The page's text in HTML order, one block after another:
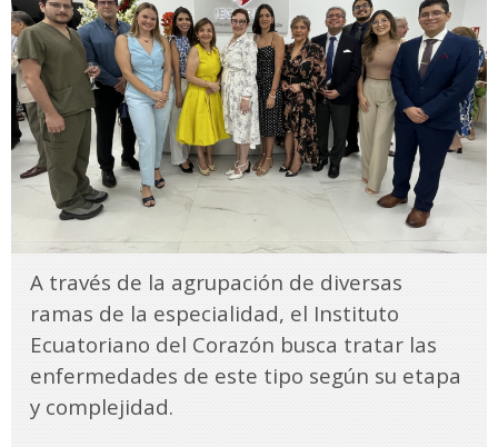
A través de la agrupación de diversas
ramas de la especialidad, el Instituto
Ecuatoriano del Corazón busca tratar las
enfermedades de este tipo según su etapa
y complejidad.